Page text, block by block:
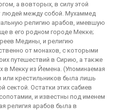
а вовторых, в силу этой
людей между собой. Мухаммед
религию арабов, имевшую
в его родном городе Мекке;
Медины, и религию
от монахов, с которыми
путешествий в Сирию, а также
в Мекку из Йемена. (Упоминаемая
или крестильников была лишь
сектой. Остатки этих сабиев
и известны под именем
религия арабов была в